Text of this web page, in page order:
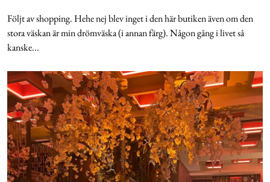
Följt av shopping. Hehe nej blev inget i den här butiken även om den
stora väskan är min drömväska (i annan färg). Någon gång i livet så
kanske...